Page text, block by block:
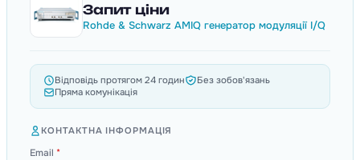
Запит ціни
Rohde & Schwarz AMIQ генератор модуляції I/Q
Відповідь протягом 24 годин
Без зобов'язань
Пряма комунікація
КОНТАКТНА ІНФОРМАЦІЯ
Email *